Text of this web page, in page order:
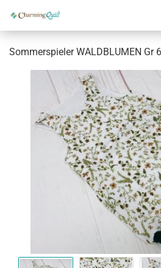
Sommerspieler WALDBLUMEN Gr